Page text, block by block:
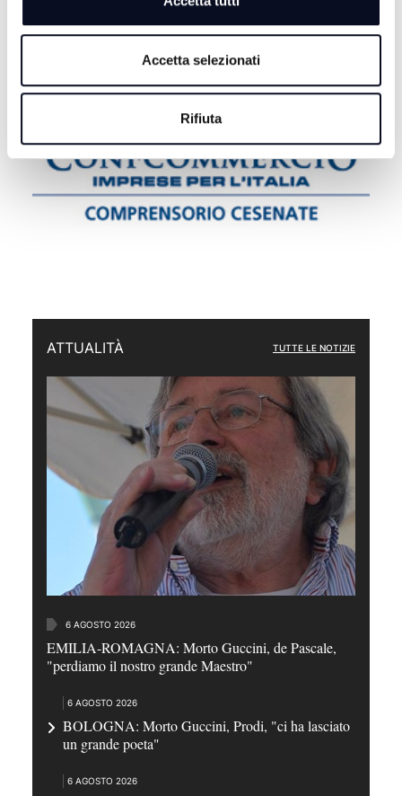
Accetta selezionati
Rifiuta
ATTUALITÀ TUTTE LE NOTIZIE
6 AGOSTO 2026
EMILIA-ROMAGNA: Morto Guccini, de Pascale,
"perdiamo il nostro grande Maestro"
6 AGOSTO 2026
BOLOGNA: Morto Guccini, Prodi, "ci ha lasciato
un grande poeta"
6 AGOSTO 2026